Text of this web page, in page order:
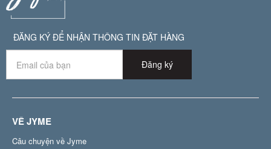
ĐĂNG KÝ ĐỂ NHẬN THÔNG TIN ĐẶT HÀNG
Đăng ký
VỀ JYME
Câu chuyện về Jyme